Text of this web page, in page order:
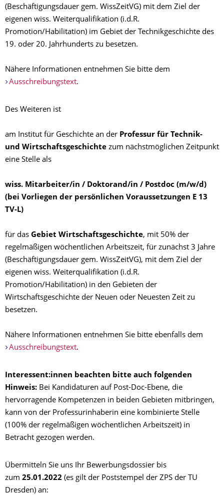
(Beschäftigungsdauer gem. WissZeitVG) mit dem Ziel der
eigenen wiss. Weiterqualifikation (i.d.R.
Promotion/Habilitation) im Gebiet der Technikgeschichte des
19. oder 20. Jahrhunderts zu besetzen.
Nähere Informationen entnehmen Sie bitte dem
Ausschreibungstext.
Des Weiteren ist
am Institut für Geschichte an der Professur für Technik-
und Wirtschaftsgeschichte zum nächstmöglichen Zeitpunkt
eine Stelle als
wiss. Mitarbeiter/in / Doktorand/in / Postdoc (m/w/d)
(bei Vorliegen der persönlichen Voraussetzungen E 13
TV-L)
für das Gebiet Wirtschaftsgeschichte, mit 50% der
regelmäßigen wöchentlichen Arbeitszeit, für zunächst 3 Jahre
(Beschäftigungsdauer gem. WissZeitVG), mit dem Ziel der
eigenen wiss. Weiterqualifikation (i.d.R.
Promotion/Habilitation) in den Gebieten der
Wirtschaftsgeschichte der Neuen oder Neuesten Zeit zu
besetzen.
Nähere Informationen entnehmen Sie bitte ebenfalls dem
Ausschreibungstext.
Interessent:innen beachten bitte auch folgenden
Hinweis: Bei Kandidaturen auf Post-Doc-Ebene, die
hervorragende Kompetenzen in beiden Gebieten mitbringen,
kann von der Professurinhaberin eine kombinierte Stelle
(100% der regelmäßigen wöchentlichen Arbeitszeit) in
Betracht gezogen werden.
Übermitteln Sie uns Ihr Bewerbungsdossier bis
zum 25.01.2022 (es gilt der Poststempel der ZPS der TU
Dresden) an: